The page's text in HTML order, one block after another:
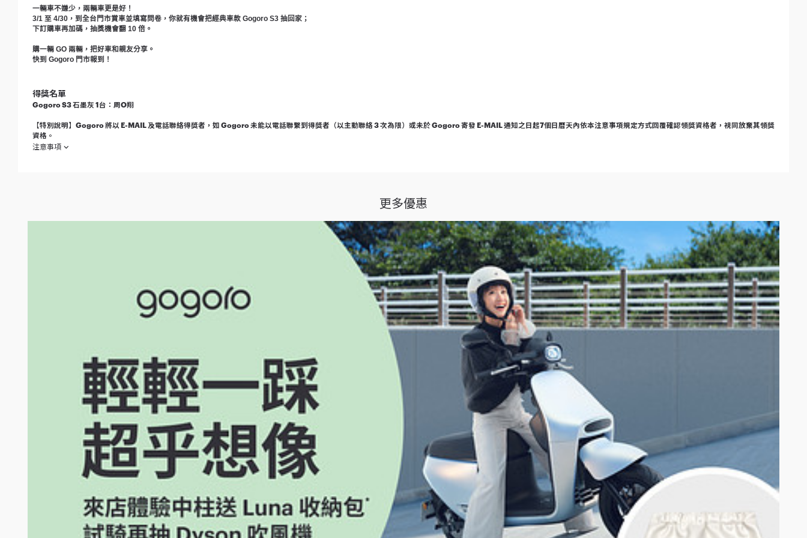
一輛車不嫌少，兩輛車更是好！
3/1 至 4/30，到全台門市賞車並填寫問卷，你就有機會把經典車款 Gogoro S3 抽回家；
下訂購車再加碼，抽獎機會翻 10 倍。
購一輛 GO 兩輛，把好車和親友分享。
快到 Gogoro 門市報到！
得獎名單
Gogoro S3 石墨灰 1台：周O翔
【特別說明】Gogoro 將以 E-MAIL 及電話聯絡得獎者，如 Gogoro 未能以電話聯繫到得獎者（以主動聯絡 3 次為限）或未於 Gogoro 寄發 E-MAIL 通知之日起7個日曆天內依本注意事項規定方式回覆確認領獎資格者，視同放棄其領獎
資格。
注意事項
活動期間及抽獎資格：西元（下同）2021 年 3 月 1 日起至 2021 年 4 月 30 日止（下稱「活動期間」）至 Gogoro 直營、加盟門市或指定外展活動賞車並完成問卷填寫者（須非法人或相關團體，
下稱「參加人」），即可獲得「騎心高照 好事成雙」活動（下稱「本活動」）之抽獎資格。
抽獎資格加碼：符合本活動抽獎資格的參加人，另於活動期間購買 Gogoro 智慧雙輪（限成立訂單、支付全部車款且未退訂者），將獲得 10 倍的中獎機會（即獲得 10 個系統亂數抽選的參數）。
得獎名單公布：Gogoro 將以系統亂數抽選，並於 2021 年 5 月 10 日在本活動網頁公佈得獎者（下稱「得獎者」）；惟為保障得獎者個人隱私，Gogoro 將不顯示得獎者完整之姓名。
得獎者應親至 Gogoro 直營門市領取，Gogoro 不負責郵寄或以其他方式交付之。
得獎通知及機會中獎所得稅繳納：
得獎者公告後，Gogoro 將以 E-MAIL 及電話聯絡得獎者，如 Gogoro 未能以電話聯繫到得獎者（以主動聯絡 3 次為限）或未於 Gogoro 寄發 E-MAIL 通知之日起7個日曆天內依本注意事項規
得獎者應於 Gogoro 寄發 E-MAIL 通知送達起7個日曆天內（以 Gogoro 系統紀錄為準），填妥「領獎簽收單」跟「得獎證明書」，並以 E-MAIL 回覆其領取本活動獎項之意願及提供必要之個
人資料（包含但不限於真實中文姓名、手機電話、E-MAIL、身分證正面影本及照片，以下合稱「個人資料」），逾期未依上述方式回覆意願及提供個人資料者，均視同放棄獲獎資格，Gogoro
除不提供任何補償外，亦不遞補得獎名額。得獎者個人資料提供不完整、逾期提供個人資料或提供個人資料時未明示前開同意時，均視同放棄得獎資格，Gogoro 不提供任何補償，亦不會遞補
得獎名額。
本抽獎活動為機會中獎，依所得稅法規定，本活動機會中獎獎項市值超過新臺幣20,000元（含）以上，本國得獎者需填妥個人所得收據憑證，附上身分證正反面影本，繳交獎項價值10%之獎
品稅金，並配合辦理相關手續後方可領獎；外籍人士（含大陸人士）不論機會中獎獎品市值，皆需填妥個人所得收據憑證，附上護照或居留證正反面影本，繳交獎項價值20%之獎品稅金，並配
合辦理相關手續後方可領獎。【註：外籍人士（含大陸人士）若在台居留達183天以上須檢附在台居留證，則視為本國得獎者。】若得獎者拒絕繳納代扣稅額，視為放棄中獎資格。年度扣繳憑
單將由Gogoro開立提供。
經Gogoro確認得獎者的領獎意願後，得獎者應依Gogoro的規定（包括但不限於領獎期限、領獎須攜帶之證件等），於1個月內完成稅捐之繳納，且應依Gogoro指定方式通知已完成繳稅。若
得獎者逾期未完成稅捐之繳納並通知Gogoro者，視同放棄中獎資格，且Gogoro就該中獎資格將不再辦理抽獎。
得獎者完成稅捐繳納並經Gogoro確認無誤後，Gogoro將通知得獎者於指期限內辦理領獎事宜：
簽約及選擇資費方案：得獎者應於主辦通知領獎時告知主辦單位其擬辦理交車之Gogoro直營門市，且至其選擇之直營門市辦理簽約並選擇資費方案，並繳納文件處理及相關費用。若得獎者本
人或經其授權之代理人未於主辦單位通知中獎之起2個月內至Gogoro任一直營門市辦理簽約、選擇資費方案並繳納文件處理及相關費用者，視同放棄中獎資格，且主辦單位就該中獎資格將不再
辦理抽獎。
更多優惠